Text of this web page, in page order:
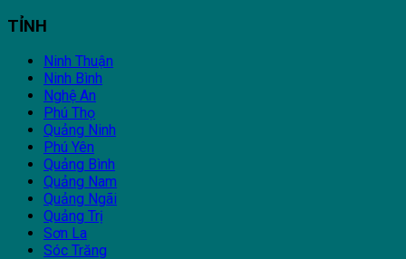
TỈNH
Ninh Thuận
Ninh Bình
Nghệ An
Phú Thọ
Quảng Ninh
Phú Yên
Quảng Bình
Quảng Nam
Quảng Ngãi
Quảng Trị
Sơn La
Sóc Trăng